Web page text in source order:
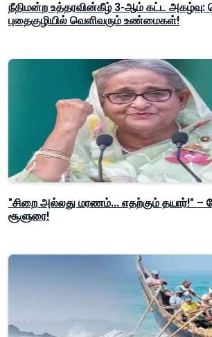
நீதிமன்ற உத்தரவின்கீழ் 3-ஆம் கட்ட அகழ்வு:
புதைகுழியில் வெளிவரும் உண்மைகள்!
"சிறை அல்லது மரணம்... எதற்கும் தயார்!"
சூளுரை!